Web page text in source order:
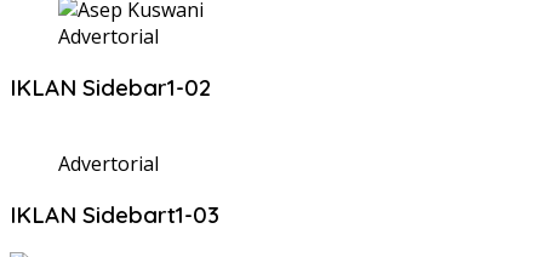
Advertorial
IKLAN Sidebar1-02
Advertorial
IKLAN Sidebart1-03